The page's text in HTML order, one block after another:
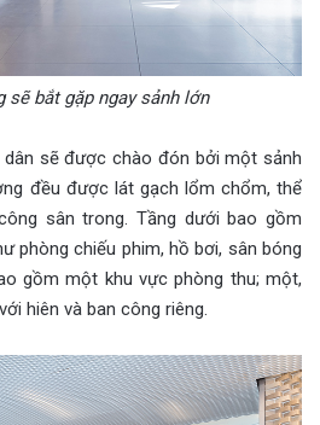
sẽ bắt gặp ngay sảnh lớn
sẽ được chào đón bởi một sảnh
đều được lát gạch lổm chổm, thể
sân trong. Tầng dưới bao gồm
phòng chiếu phim, hồ bơi, sân bóng
gồm một khu vực phòng thu; một,
hiên và ban công riêng.